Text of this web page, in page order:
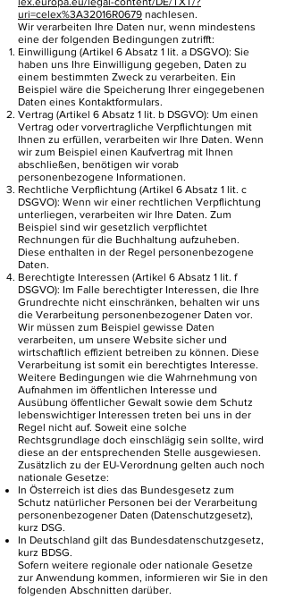
uri=celex%3A32016R0679 nachlesen.
Wir verarbeiten Ihre Daten nur, wenn mindestens
eine der folgenden Bedingungen zutrifft:
Einwilligung (Artikel 6 Absatz 1 lit. a DSGVO): Sie
haben uns Ihre Einwilligung gegeben, Daten zu
einem bestimmten Zweck zu verarbeiten. Ein
Beispiel wäre die Speicherung Ihrer eingegebenen
Daten eines Kontaktformulars.
Vertrag (Artikel 6 Absatz 1 lit. b DSGVO): Um einen
Vertrag oder vorvertragliche Verpflichtungen mit
Ihnen zu erfüllen, verarbeiten wir Ihre Daten. Wenn
wir zum Beispiel einen Kaufvertrag mit Ihnen
abschließen, benötigen wir vorab
personenbezogene Informationen.
Rechtliche Verpflichtung (Artikel 6 Absatz 1 lit. c
DSGVO): Wenn wir einer rechtlichen Verpflichtung
unterliegen, verarbeiten wir Ihre Daten. Zum
Beispiel sind wir gesetzlich verpflichtet
Rechnungen für die Buchhaltung aufzuheben.
Diese enthalten in der Regel personenbezogene
Daten.
Berechtigte Interessen (Artikel 6 Absatz 1 lit. f
DSGVO): Im Falle berechtigter Interessen, die Ihre
Grundrechte nicht einschränken, behalten wir uns
die Verarbeitung personenbezogener Daten vor.
Wir müssen zum Beispiel gewisse Daten
verarbeiten, um unsere Website sicher und
wirtschaftlich effizient betreiben zu können. Diese
Verarbeitung ist somit ein berechtigtes Interesse.
Weitere Bedingungen wie die Wahrnehmung von
Aufnahmen im öffentlichen Interesse und
Ausübung öffentlicher Gewalt sowie dem Schutz
lebenswichtiger Interessen treten bei uns in der
Regel nicht auf. Soweit eine solche
Rechtsgrundlage doch einschlägig sein sollte, wird
diese an der entsprechenden Stelle ausgewiesen.
Zusätzlich zu der EU-Verordnung gelten auch noch
nationale Gesetze:
In Österreich ist dies das Bundesgesetz zum
Schutz natürlicher Personen bei der Verarbeitung
personenbezogener Daten (Datenschutzgesetz),
kurz DSG.
In Deutschland gilt das Bundesdatenschutzgesetz,
kurz BDSG.
Sofern weitere regionale oder nationale Gesetze
zur Anwendung kommen, informieren wir Sie in den
folgenden Abschnitten darüber.